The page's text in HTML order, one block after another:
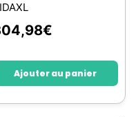
€
Ajouter au panier